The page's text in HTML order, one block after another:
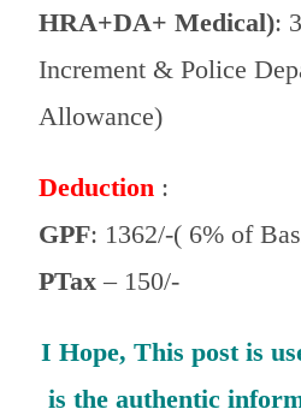
HRA+DA+ Medical):
Increment & Police
Allowance)
Deduction :
GPF: 1362/-( 6% of
PTax – 150/-
I Hope, This post is
is the authentic